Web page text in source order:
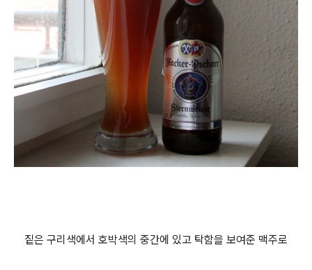
짙은 구리색에서 호박색의 중간에 있고 탁함을 보여준 맥주로